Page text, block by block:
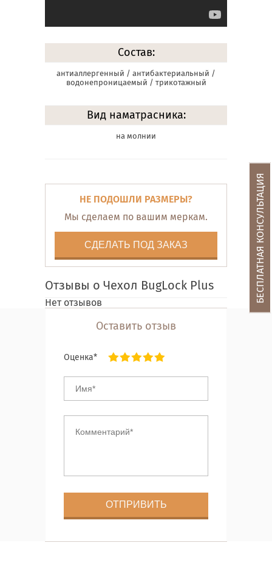
Состав:
антиаллергенный / антибактериальный /
водонепроницаемый / трикотажный
Вид наматрасника:
на молнии
НЕ ПОДОШЛИ РАЗМЕРЫ?
Мы сделаем по вашим меркам.
СДЕЛАТЬ ПОД ЗАКАЗ
Отзывы о Чехол BugLock Plus
Нет отзывов
Оставить отзыв
Оценка*
БЕСПЛАТНАЯ КОНСУЛЬТАЦИЯ